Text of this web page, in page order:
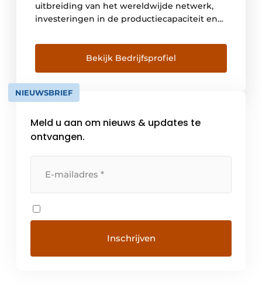
uitbreiding van het wereldwijde netwerk,
investeringen in de productiecapaciteit en
gediversifieerd productaanbod behoort de
Belgische Keestrack-groep vandaag tot een
van de sterkst groeiende leveranciers op de
internationale verwerkingsmarkt. Een sterke
globale positie Met in totaal 700
Bekijk Bedrijfsprofiel
NIEUWSBRIEF
Meld u aan om nieuws & updates te
ontvangen.